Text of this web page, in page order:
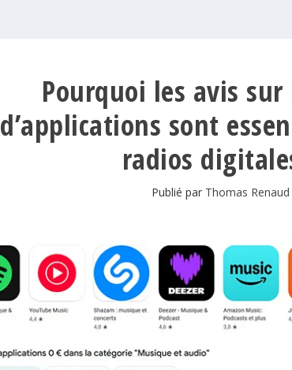
Pourquoi les avis sur
d’applications sont
radios
Publié par Thomas Renaud